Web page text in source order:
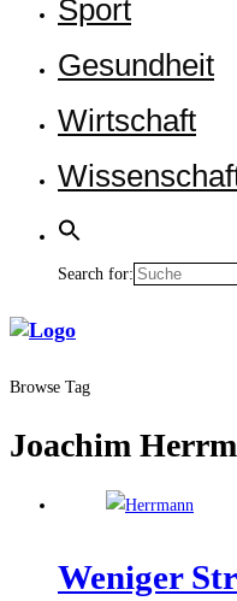
Sport
Gesund­heit
Wirt­schaft
Search for:
Browse Tag
Joachim
Weni­ger